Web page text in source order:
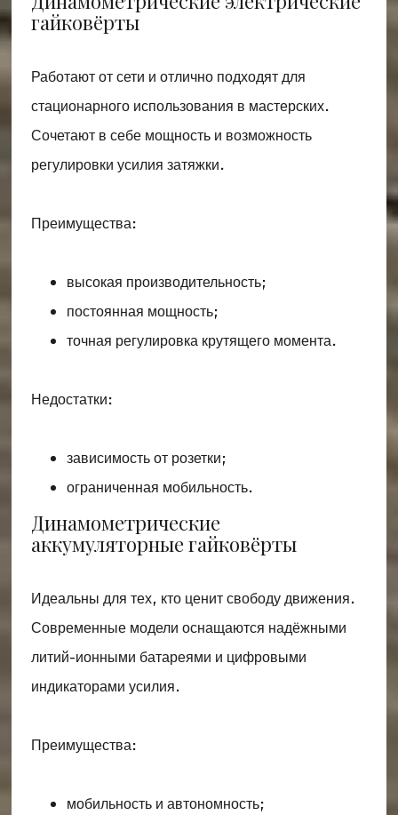
гайковёрты
Работают от сети и отлично подходят для
стационарного использования в мастерских.
Сочетают в себе мощность и возможность
регулировки усилия затяжки.
Преимущества:
высокая производительность;
постоянная мощность;
точная регулировка крутящего момента.
Недостатки:
зависимость от розетки;
ограниченная мобильность.
Динамометрические
аккумуляторные гайковёрты
Идеальны для тех, кто ценит свободу движения.
Современные модели оснащаются надёжными
литий-ионными батареями и цифровыми
индикаторами усилия.
Преимущества:
мобильность и автономность;